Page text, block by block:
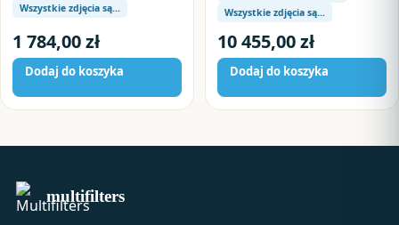
Wszystkie zdjęcia są…
1 784,00zł
Dodaj do koszyka
Wszystkie zdjęcia są…
10 455,00zł
Dodaj do koszyka
multifilters